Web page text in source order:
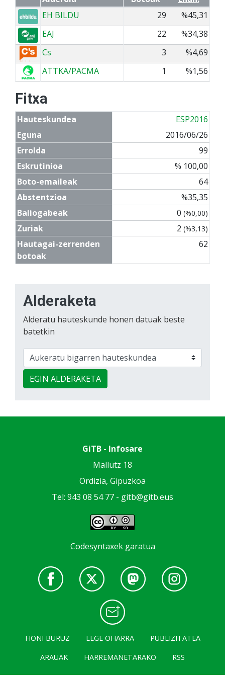
EH BILDU
29
%45,31
EAJ
22
%34,38
Cs
3
%4,69
ATTKA/PACMA
1 %1,56
Fitxa
Hauteskundea
ESP2016
Eguna
2016/06/26
Errolda
99
Eskrutinioa
% 100,00
Boto-emaileak
64
Abstentzioa
%35,35
Baliogabeak
0 (%0,00)
Zuriak 2 (%3,13)
Hautagai-zerrenden
botoak
62
Alderaketa
Alderatu hauteskunde honen datuak beste
batetkin
EGIN ALDERAKETA
GiTB - Infosare
Mallutz 18
Ordizia, Gipuzkoa
Tel: 943 08 54 77 - gitb@gitb.eus
Codesyntaxek garatua
HONI BURUZ LEGE OHARRA
PUBLIZITATEA
ARAUAK
HARREMANETARAKO RSS